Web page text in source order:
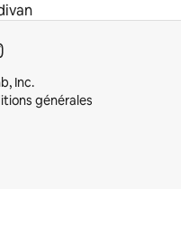
Inc.
générales